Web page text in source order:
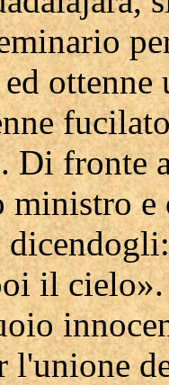
Di fronte
ministro
il
l'unione